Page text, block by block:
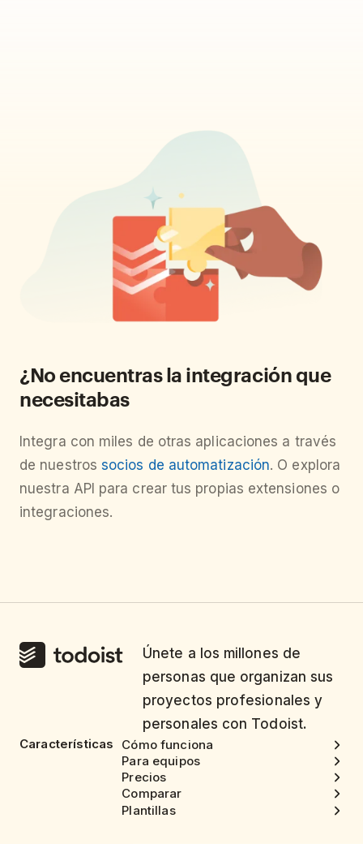
¿No encuentras la integración que
necesitabas
Integra con miles de otras aplicaciones a través
de nuestrossocios de automatización. O explora
nuestra API para crear tus propias extensiones o
integraciones.
Únete a los millones de
personas que organizan sus
proyectos profesionales y
personales con Todoist.
Características
Cómo funciona
Para equipos
Precios
Comparar
Plantillas